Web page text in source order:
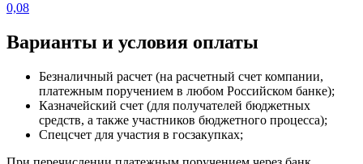
0,08
Варианты и условия оплаты
Безналичный расчет (на расчетный счет компании,
платежным поручением в любом Российском банке);
Казначейский счет (для получателей бюджетных
средств, а также участников бюджетного процесса);
Спецсчет для участия в госзакупках;